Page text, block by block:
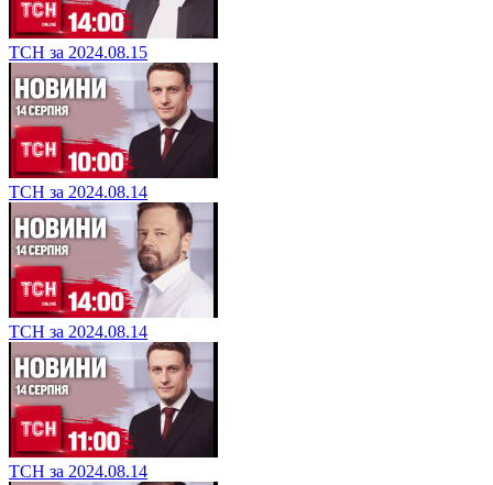
ТСН за 2024.08.15
ТСН за 2024.08.14
ТСН за 2024.08.14
ТСН за 2024.08.14